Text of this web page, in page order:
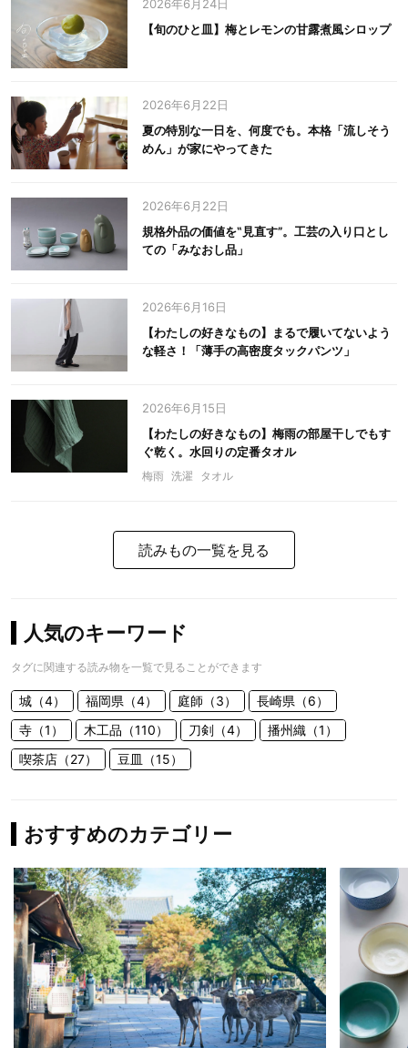
2026年6月24日
【旬のひと皿】梅とレモンの甘露煮風シロップ
2026年6月22日
夏の特別な一日を、何度でも。本格「流しそう
めん」が家にやってきた
2026年6月22日
規格外品の価値を‟見直す”。工芸の入り口とし
ての「みなおし品」
2026年6月16日
【わたしの好きなもの】まるで履いてないよう
な軽さ！「薄手の高密度タックパンツ」
2026年6月15日
【わたしの好きなもの】梅雨の部屋干しでもす
ぐ乾く。水回りの定番タオル
梅雨 洗濯 タオル
読みもの一覧を見る
人気のキーワード
タグに関連する読み物を一覧で見ることができます
城（4） 福岡県（4） 庭師（3）
長崎県（6）
寺（1）
木工品（110） 刀剣（4）
播州織（1）
喫茶店（27）
豆皿（15）
おすすめのカテゴリー